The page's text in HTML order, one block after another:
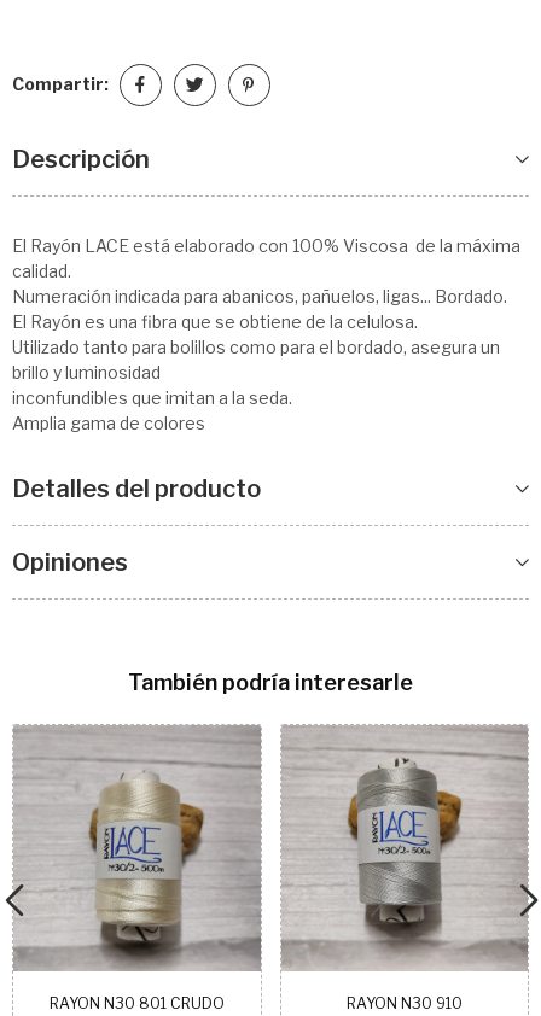
Compartir:
Descripción
El Rayón LACE está elaborado con 100% Viscosa de la máxima
calidad.
Numeración indicada para abanicos, pañuelos, ligas... Bordado.
El Rayón es una fibra que se obtiene de la celulosa.
Utilizado tanto para bolillos como para el bordado, asegura un
brillo y luminosidad
inconfundibles que imitan a la seda.
Amplia gama de colores
Detalles del producto
Opiniones
También podría interesarle
RAYON N30 801 CRUDO RAYON N30 910